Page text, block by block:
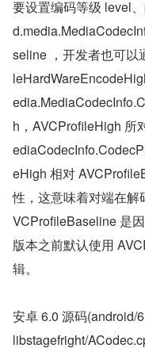
要设置编码等级 level
seline ，开发者也可
h，AVCProfileHigh 所
eHigh 相对
性，这意味着对端在
VCProfileBaseline 是
版本之前默认使用
辑。
安卓 6.0 源码(android/
libstagefright/